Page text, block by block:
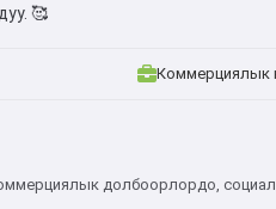
🥰
Коммерциялык
долбоорлордо,